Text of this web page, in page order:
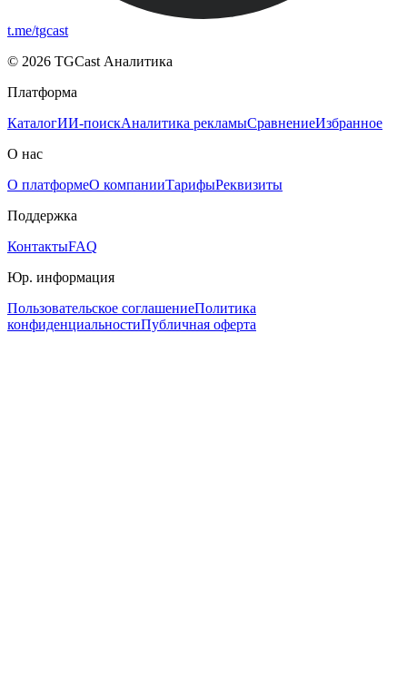
t.me/tgcast
© 2026 TGCast Аналитика
Платформа
КаталогИИ-поискАналитика рекламыСравнениеИзбранное
О нас
О платформеО компанииТарифыРеквизиты
Поддержка
КонтактыFAQ
Юр. информация
Пользовательское соглашениеПолитика
конфиденциальностиПубличная оферта